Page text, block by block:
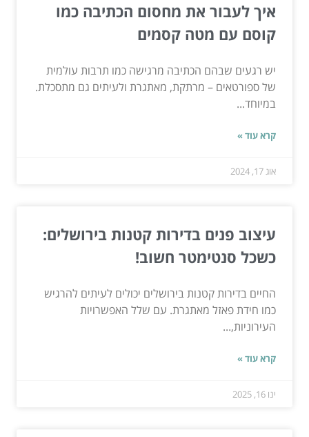
איך לעבור את מחסום הכתיבה כמו
קוסם עם מטה קסמים
יש רגעים שבהם הכתיבה מרגישה כמו תרבות עולמית
של ספורטאים – מרתקת, מאתגרת ולעיתים גם מתסכלת.
במיוחד...
קרא עוד »
אוג 17, 2024
עיצוב פנים בדירות קטנות בירושלים:
כשכל סנטימטר חשוב!
החיים בדירות קטנות בירושלים יכולים לעיתים להרגיש
כמו חידת פאזל מאתגרת. עם שלל האפשרויות
העירוניות,...
קרא עוד »
ינו 16, 2025